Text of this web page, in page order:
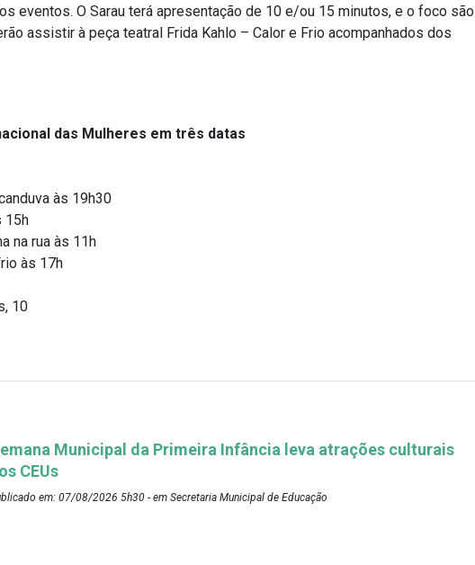
eventos. O Sarau terá apresentação de 10 e/ou 15 minutos, e o foco são
assistir à peça teatral Frida Kahlo – Calor e Frio acompanhados dos
das Mulheres em três datas
às 19h30
15h
na rua às 11h
às 17h
10
Municipal da Primeira Infância leva atrações culturais
CEUs
em: 07/08/2026 5h30 - em Secretaria Municipal de Educação